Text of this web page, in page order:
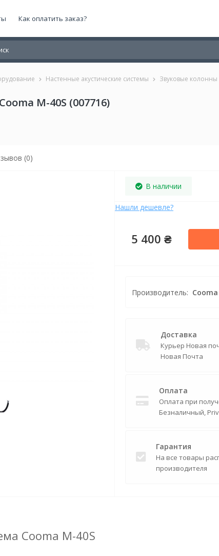
Как оплатить заказ?
Настенные акустические системы Звуковые колонны
M-40S (007716)
(0)
В наличии
Нашли дешевле?
5 400 ₴
Производитель: Cooma
Доставка
Курьер Новая
Новая Почта
Оплата
Оплата при
Безналичный,
Гарантия
На все товары
производителя
Cooma M-40S